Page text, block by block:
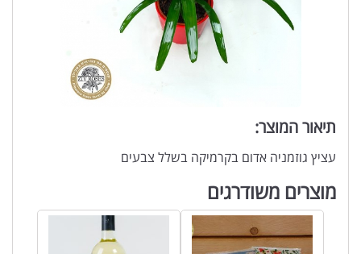
תיאור המוצר:
עציץ גוזמניה אדום בקרמיקה בשלל צבעים
מוצרים משודרגים